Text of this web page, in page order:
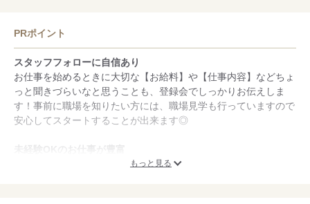
※勤務条件により異なります
PRポイント
スタッフフォローに自信あり
お仕事を始めるときに大切な【お給料】や【仕事内容】などちょ
っと聞きづらいなと思うことも、登録会でしっかりお伝えしま
す！事前に職場を知りたい方には、職場見学も行っていますので
安心してスタートすることが出来ます◎
未経験OKのお仕事が豊富
「未経験でもチャレンジしたい」「○○駅の周辺でお仕事探してい
もっと見る